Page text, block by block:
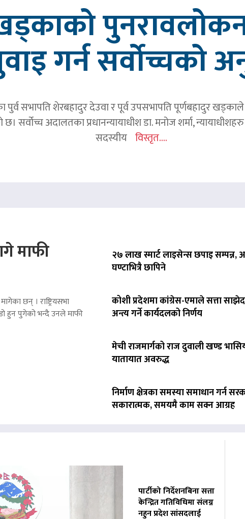
गर्न सर्वोच्चको
पुर्व सभापति शेरबहादुर देउवा र पूर्व उपसभापति पूर्णबहादुर
सर्वोच्च अदालतका प्रधानन्यायाधीश डा. मनोज शर्मा,
सदस्यीय विस्तृत....
माफी
छन् । राष्ट्रियसभा
हुन पुगेको भन्दै उनले माफी
२७ लाख स्मार्ट लाइसेन्स छपाइ सम्पन्न,
घण्टाभित्रै छापिने
कोशी प्रदेशमा कांग्रेस-एमाले सत्ता
अन्त्य गर्ने कार्यदलको निर्णय
मेची राजमार्गको राज दुवाली खण्ड
यातायात अवरुद्ध
निर्माण क्षेत्रका समस्या समाधान गर्न
सकारात्मक, समयमै काम सक्न आग्रह
पार्टीको निर्देशनबिना सत्ता
केन्द्रित गतिविधिमा संलग्न
नहुन प्रदेश सांसदलाई